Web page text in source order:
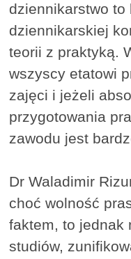
dziennikarstwo
dziennikarskiej
teorii z praktyką.
wszyscy etatowi
zajęci i jeżeli
przygotowania
zawodu jest
Dr Waladimir
choć wolność
faktem, to jednak
studiów,